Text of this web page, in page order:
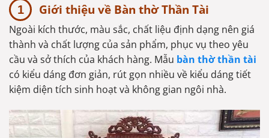
Giới thiệu về Bàn thờ Thần Tài
Ngoài kích thước, màu sắc, chất liệu định dạng nên giá
thành và chất lượng của sản phẩm, phục vụ theo yêu
cầu và sở thích của khách hàng. Mẫu bàn thờ thần tài
có kiểu dáng đơn giản, rút gọn nhiều về kiểu dáng tiết
kiệm diện tích sinh hoạt và không gian ngôi nhà.